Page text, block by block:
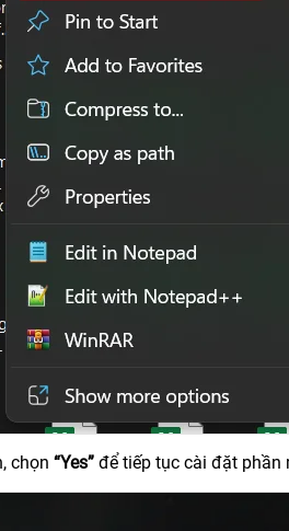
chọn “Yes” để tiếp tục cài đặt phần